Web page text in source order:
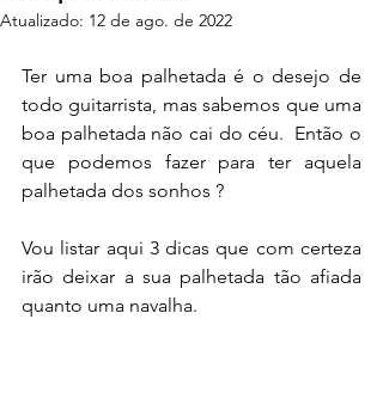
Atualizado: 12 de ago. de 2022
Ter uma boa palhetada é o desejo de
todo guitarrista, mas sabemos que uma
boa palhetada não cai do céu.  Então o
que podemos fazer para ter aquela
palhetada dos sonhos ?
Vou listar aqui 3 dicas que com certeza
irão deixar a sua palhetada tão afiada
quanto uma navalha.